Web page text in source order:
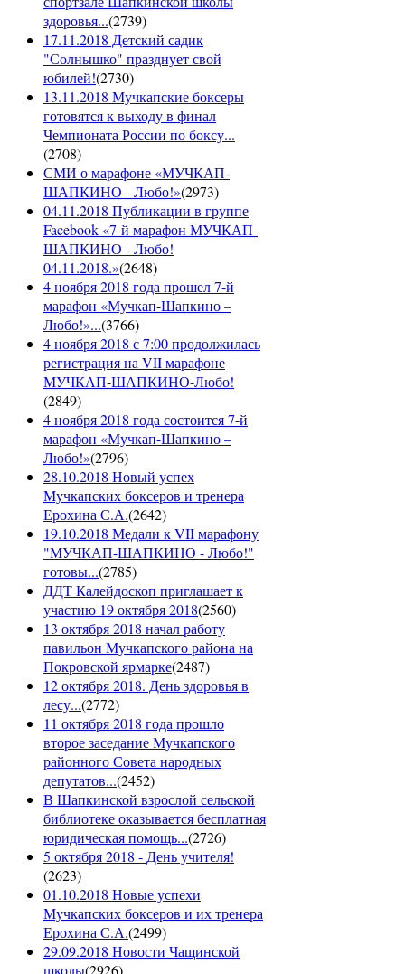
здоровья...(2739)
17.11.2018 Детский садик
"Солнышко" празднует свой
юбилей!(2730)
13.11.2018 Мучкапские боксеры
готовятся к выходу в финал
Чемпионата России по боксу...
(2708)
СМИ о марафоне «МУЧКАП-
ШАПКИНО - Любо!»(2973)
04.11.2018 Публикации в группе
Facebook «7-й марафон МУЧКАП-
ШАПКИНО - Любо!
04.11.2018.»(2648)
4 ноября 2018 года прошел 7-й
марафон «Мучкап-Шапкино –
Любо!»...(3766)
4 ноября 2018 с 7:00 продолжилась
регистрация на VII марафоне
МУЧКАП-ШАПКИНО-Любо!
(2849)
4 ноября 2018 года состоится 7-й
марафон «Мучкап-Шапкино –
Любо!»(2796)
28.10.2018 Новый успех
Мучкапских боксеров и тренера
Ерохина С.А.(2642)
19.10.2018 Медали к VII марафону
"МУЧКАП-ШАПКИНО - Любо!"
готовы...(2785)
ДДТ Калейдоскоп приглашает к
участию 19 октября 2018(2560)
13 октября 2018 начал работу
павильон Мучкапского района на
Покровской ярмарке(2487)
12 октября 2018. День здоровья в
лесу...(2772)
11 октября 2018 года прошло
второе заседание Мучкапского
районного Совета народных
депутатов...(2452)
В Шапкинской взрослой сельской
библиотеке оказывается бесплатная
юридическая помощь...(2726)
5 октября 2018 - День учителя!
(2623)
01.10.2018 Новые успехи
Мучкапских боксеров и их тренера
Ерохина С.А.(2499)
29.09.2018 Новости Чащинской
школы(2926)